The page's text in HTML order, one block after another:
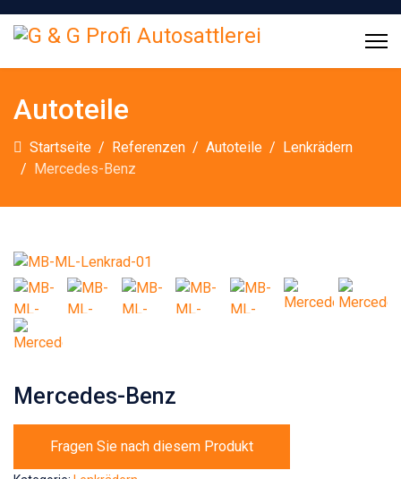
Autoteile
Startseite Referenzen Autoteile
Lenkrädern
Mercedes-Benz
Vorgestellt
Mercedes-Benz
Fragen Sie nach diesem Produkt